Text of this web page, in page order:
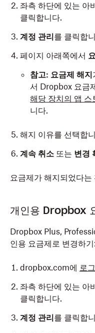
좌측 하단에 있는 아
클릭합니다.
계정 관리를 클릭합
페이지 아래쪽에서
참고: 요금제 해지
서 Dropbox 요금
해당 장치의 앱 스
니다.
해지 이유를 선택합
계속 취소 또는 변경
요금제가 해지되었다
개인용 Dropbox
Dropbox Plus,
인용 요금제로 변경하
dropbox.com에 로
좌측 하단에 있는 아
클릭합니다.
계정 관리를 클릭합